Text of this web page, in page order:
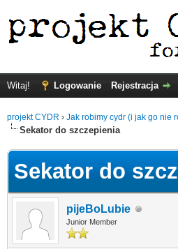
Witaj! Logowanie Rejestracja
projekt CYDR › Jak robimy cydr (i jak go nie
Sekator do szczepienia
Sekator do
pijeBoLubie
Junior Member